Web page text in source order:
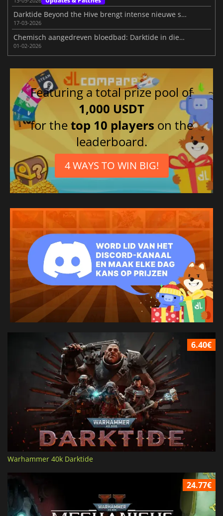
Darktide Beyond the Hive brengt intense nieuwe survivalactie
17-03-2026
Chemisch aangedreven bloedbad: Darktide in dienst van kartel
01-02-2026
Featuring a total prize pool of
1,000 USDT
for thetop 10 players on the
leaderboard.
4 WAYS TO WIN BIG!
6.40€
Warhammer 40k Darktide
24.77€